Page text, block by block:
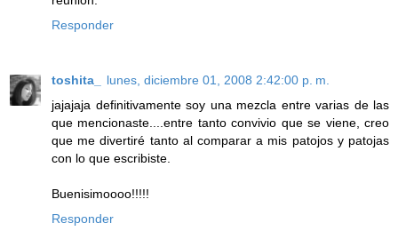
Responder
toshita_
lunes, diciembre 01, 2008 2:42:00 p. m.
jajajaja definitivamente soy una mezcla entre varias de las
que mencionaste....entre tanto convivio que se viene, creo
que me divertiré tanto al comparar a mis patojos y patojas
con lo que escribiste.
Buenisimoooo!!!!!
Responder